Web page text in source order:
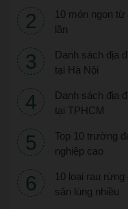
10 món ngon
lần
Danh sách địa
tại Hà Nội
Danh sách địa
tại TPHCM
Top 10 trường
nghiệp cao
10 loại rau
săn lùng nhiều